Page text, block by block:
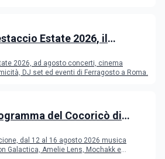
Estate 2026, il
2026, ad agosto concerti, cinema
DJ set ed eventi di Ferragosto a Roma.
del Cocoricò di
dal 12 al 16 agosto 2026 musica
Galactica, Amelie Lens, Mochakk e